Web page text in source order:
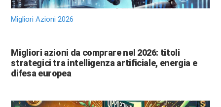
Migliori Azioni 2026
Migliori azioni da comprare nel 2026: titoli
strategici tra intelligenza artificiale, energia e
difesa europea